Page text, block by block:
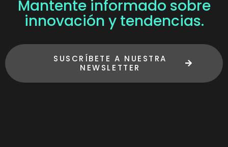
Mantente informado sobre
innovación y tendencias.
SUSCRÍBETE A NUESTRA
NEWSLETTER